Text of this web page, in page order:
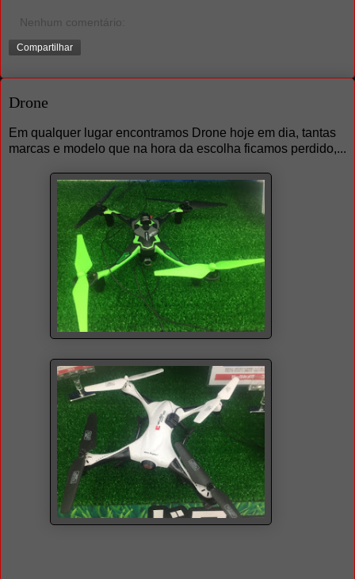
Nenhum comentário:
Compartilhar
Drone
Em qualquer lugar encontramos Drone hoje em dia, tantas
marcas e modelo que na hora da escolha ficamos perdido,...